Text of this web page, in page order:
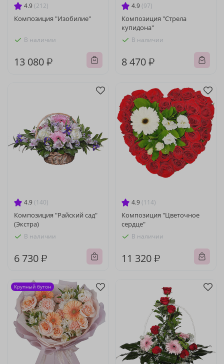
4.9 (212)
Композиция "Изобилие"
В наличии
13 080 ₽
4.9 (97)
Композиция "Стрела
купидона"
В наличии
8 470 ₽
4.9 (140)
Композиция "Райский сад"
(Экстра)
В наличии
6 730 ₽
4.9 (114)
Композиция "Цветочное
сердце"
В наличии
11 320 ₽
Крупный бутон